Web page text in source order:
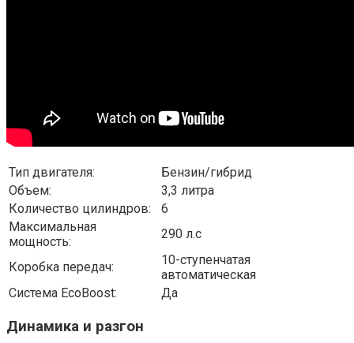
Тип двигателя:
Бензин/гибрид
Объем:
3,3 литра
Количество цилиндров:
6
Максимальная
мощность:
290 л.с
Коробка передач:
10-ступенчатая
автоматическая
Система EcoBoost:
Да
Динамика и разгон